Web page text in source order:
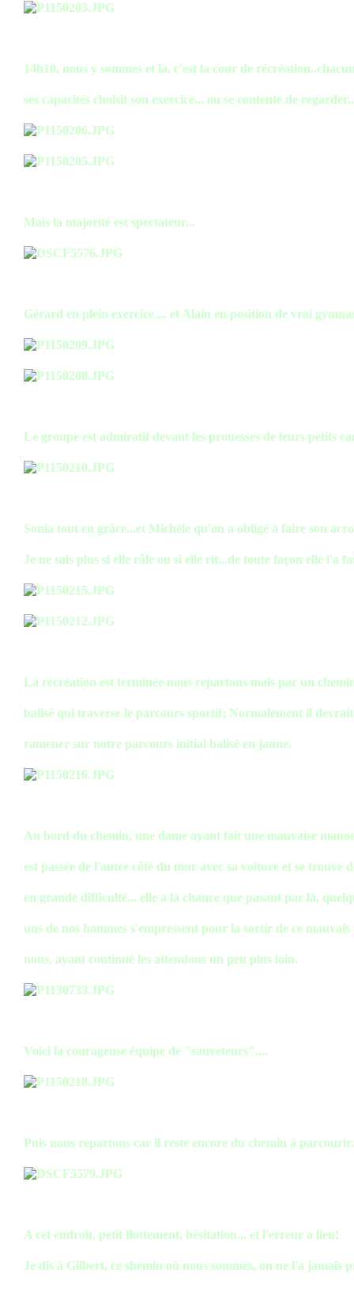
14h10, nous y sommes et là, c'est la cour de
ses capacités choisit son exercice... ou se contente de
Mais la majorité est spectateur...
Gérard en plein exercice.... et Alain en position de vrai
Le groupe est admiratif devant les prouesses de leurs petits
Sonia tout en grâce...et Michèle qu'on a obligé à faire son
Je ne sais plus si elle râle ou si elle rit...de toute façon elle l'a
La récréation est terminée nous repartons mais par un
balisé qui traverse le parcours sportif; Normalement il
ramener sur notre parcours initial balisé en jaune.
Au bord du chemin, une dame ayant fait une mauvaise
est passée de l'autre côté du mur avec sa voiture et se trouve
en grande difficulté... elle a la chance que pasant par là,
uns de nos hommes s'empressent pour la sortir de ce mauvais
nous, ayant continué les attendons un peu plus loin.
Voici la courageuse équipe de "sauveteurs"....
Puis nous repartons car il reste encore du chemin à parcourir.
A cet endroit, petit flottement, hésitation... et l'erreur a lieu!
Je dis à Gilbert, ce shemin où nous sommes, on ne l'a jamais